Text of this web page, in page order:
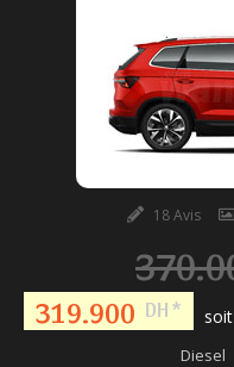
18 Avis
319.900 DH *
Diesel